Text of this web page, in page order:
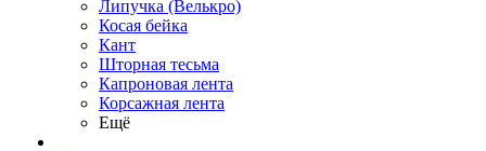
Липучка (Велькро)
Косая бейка
Кант
Шторная тесьма
Капроновая лента
Корсажная лента
Ещё